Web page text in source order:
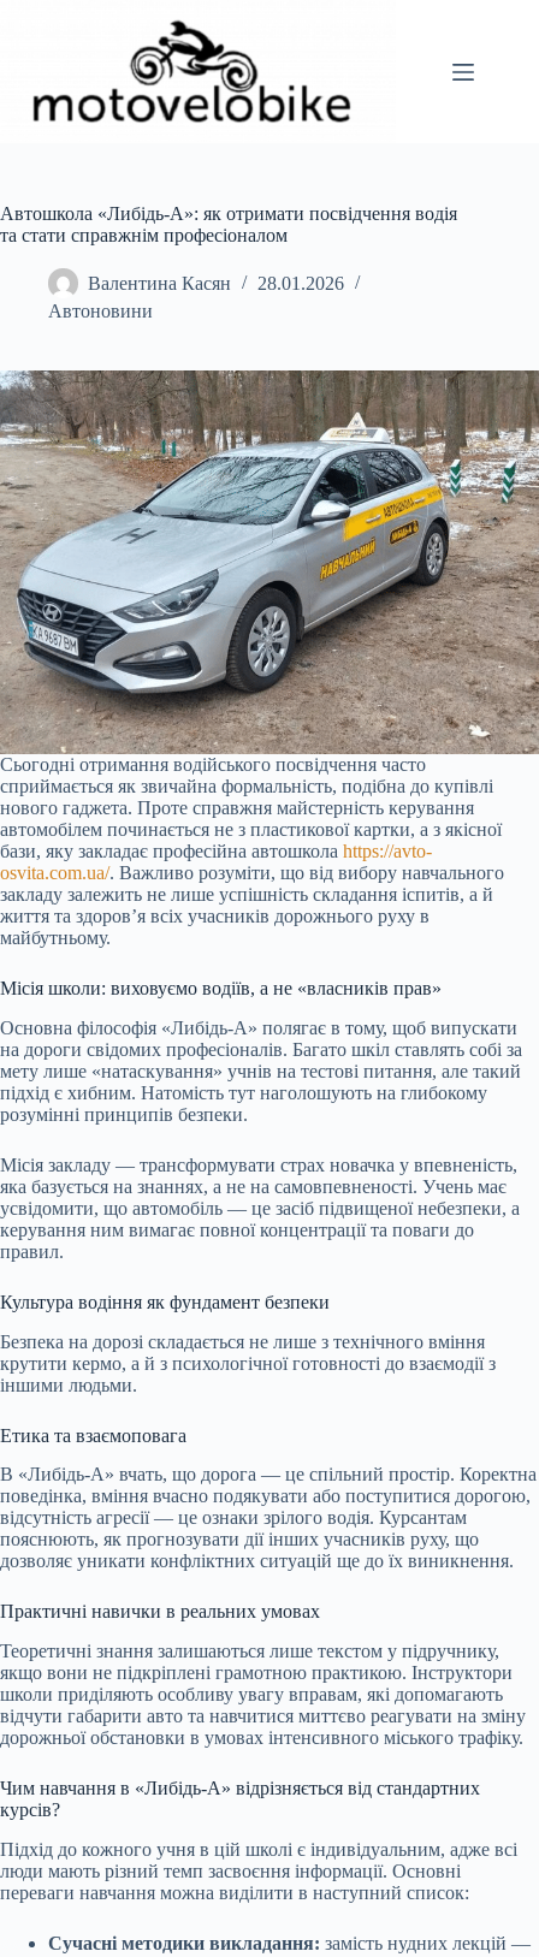
Автошкола «Либідь-А»: як отримати посвідчення водія
та стати справжнім професіоналом
Валентина Касян
28.01.2026
Автоновини
Сьогодні отримання водійського посвідчення часто
сприймається як звичайна формальність, подібна до купівлі
нового гаджета. Проте справжня майстерність керування
автомобілем починається не з пластикової картки, а з якісної
бази, яку закладає професійна автошкола https://avto-
osvita.com.ua/. Важливо розуміти, що від вибору навчального
закладу залежить не лише успішність складання іспитів, а й
життя та здоров’я всіх учасників дорожнього руху в
майбутньому.
Місія школи: виховуємо водіїв, а не «власників прав»
Основна філософія «Либідь-А» полягає в тому, щоб випускати
на дороги свідомих професіоналів. Багато шкіл ставлять собі за
мету лише «натаскування» учнів на тестові питання, але такий
підхід є хибним. Натомість тут наголошують на глибокому
розумінні принципів безпеки.
Місія закладу — трансформувати страх новачка у впевненість,
яка базується на знаннях, а не на самовпевненості. Учень має
усвідомити, що автомобіль — це засіб підвищеної небезпеки, а
керування ним вимагає повної концентрації та поваги до
правил.
Культура водіння як фундамент безпеки
Безпека на дорозі складається не лише з технічного вміння
крутити кермо, а й з психологічної готовності до взаємодії з
іншими людьми.
Етика та взаємоповага
В «Либідь-А» вчать, що дорога — це спільний простір. Коректна
поведінка, вміння вчасно подякувати або поступитися дорогою,
відсутність агресії — це ознаки зрілого водія. Курсантам
пояснюють, як прогнозувати дії інших учасників руху, що
дозволяє уникати конфліктних ситуацій ще до їх виникнення.
Практичні навички в реальних умовах
Теоретичні знання залишаються лише текстом у підручнику,
якщо вони не підкріплені грамотною практикою. Інструктори
школи приділяють особливу увагу вправам, які допомагають
відчути габарити авто та навчитися миттєво реагувати на зміну
дорожньої обстановки в умовах інтенсивного міського трафіку.
Чим навчання в «Либідь-А» відрізняється від стандартних
курсів?
Підхід до кожного учня в цій школі є індивідуальним, адже всі
люди мають різний темп засвоєння інформації. Основні
переваги навчання можна виділити в наступний список:
Сучасні методики викладання: замість нудних лекцій —